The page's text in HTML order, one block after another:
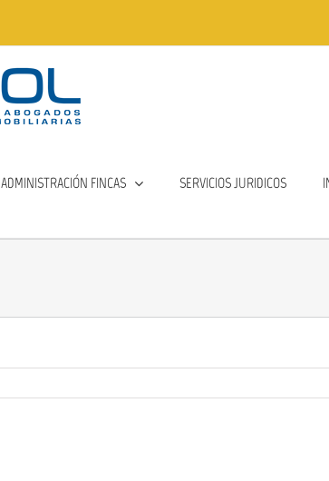
ADMINISTRACIÓN FINCAS SERVICIOS JURIDICOS